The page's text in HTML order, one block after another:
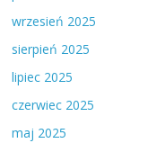
wrzesień 2025
sierpień 2025
lipiec 2025
czerwiec 2025
maj 2025